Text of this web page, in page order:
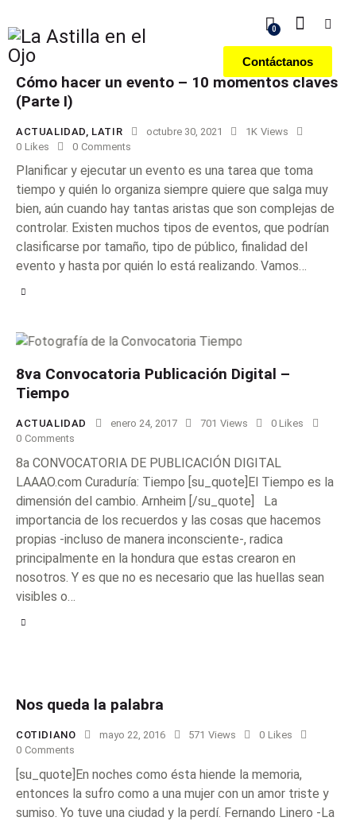
0
Contáctanos
Cómo hacer un evento – 10 momentos claves
(Parte I)
ACTUALIDAD LATIR octubre 30, 2021 1K Views
0 Likes 0 Comments
Planificar y ejecutar un evento es una tarea que toma
tiempo y quién lo organiza siempre quiere que salga muy
bien, aún cuando hay tantas aristas que son complejas de
controlar. Existen muchos tipos de eventos, que podrían
clasificarse por tamaño, tipo de público, finalidad del
evento y hasta por quién lo está realizando. Vamos…
8va Convocatoria Publicación Digital –
Tiempo
ACTUALIDAD enero 24, 2017 701 Views 0 Likes
0 Comments
8a CONVOCATORIA DE PUBLICACIÓN DIGITAL
LAAAO.com Curaduría: Tiempo [su_quote]El Tiempo es la
dimensión del cambio. Arnheim [/su_quote] La
importancia de los recuerdos y las cosas que hacemos
propias -incluso de manera inconsciente-, radica
principalmente en la hondura que estas crearon en
nosotros. Y es que no es necesario que las huellas sean
visibles o…
Nos queda la palabra
COTIDIANO mayo 22, 2016 571 Views 0 Likes
0 Comments
[su_quote]En noches como ésta hiende la memoria,
entonces la sufro como a una mujer con un amor triste y
sumiso. Yo tuve una ciudad y la perdí. Fernando Linero -La